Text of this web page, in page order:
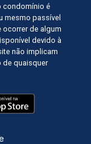
condomínio é
mesmo passível
ocorrer de algum
devido à
não implicam
de quaisquer